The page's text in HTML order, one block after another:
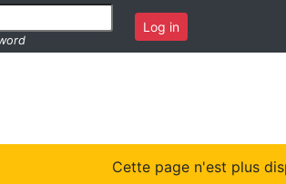
Log in
Cette page n'est plus